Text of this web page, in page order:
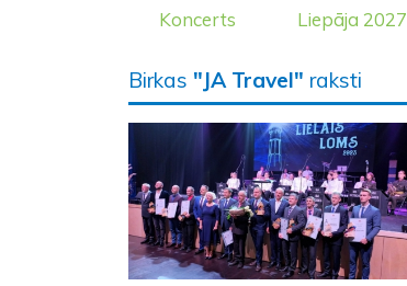
Koncerts Liepāja 2027
Birkas "JA Travel" raksti